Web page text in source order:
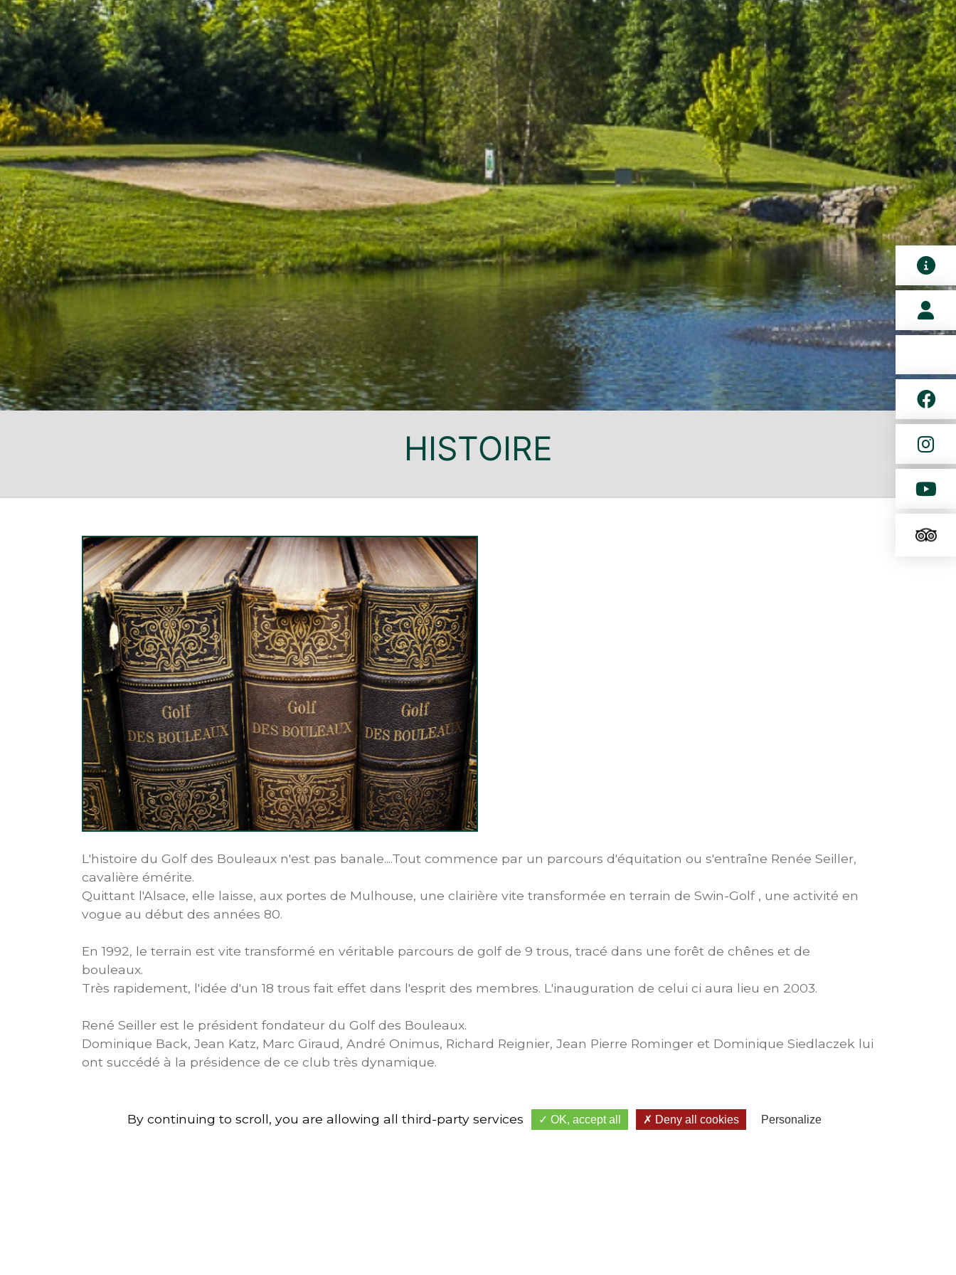
HISTOIRE
L'histoire du Golf des Bouleaux n'est pas banale....Tout commence par un parcours d'équitation ou s'entraîne Renée Seiller,
cavalière émérite.
Quittant l'Alsace, elle laisse, aux portes de Mulhouse, une clairière vite transformée en terrain de Swin-Golf , une activité en
vogue au début des années 80.
En 1992, le terrain est vite transformé en véritable parcours de golf de 9 trous, tracé dans une forêt de chênes et de
bouleaux.
Très rapidement, l'idée d'un 18 trous fait effet dans l'esprit des membres. L'inauguration de celui ci aura lieu en 2003.
René Seiller est le président fondateur du Golf des Bouleaux.
Dominique Back, Jean Katz, Marc Giraud, André Onimus, Richard Reignier, Jean Pierre Rominger et Dominique Siedlaczek lui
ont succédé à la présidence de ce club très dynamique.
By continuing to scroll, you are allowing all third-party services OK, accept all Deny all cookies Personalize